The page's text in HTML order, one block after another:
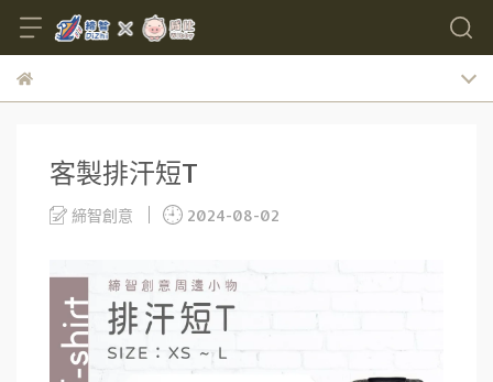
客製排汗短T
締智創意 2024-08-02